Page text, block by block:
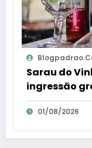
Sarau do
ingressão
litros de
Dia ES
01/08/2026